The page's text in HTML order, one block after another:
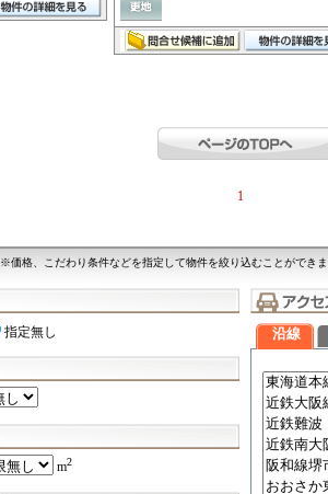
1
※価格、こだわり条件などを指定して物件を絞り込むことができ
指定無し
m2
沿線